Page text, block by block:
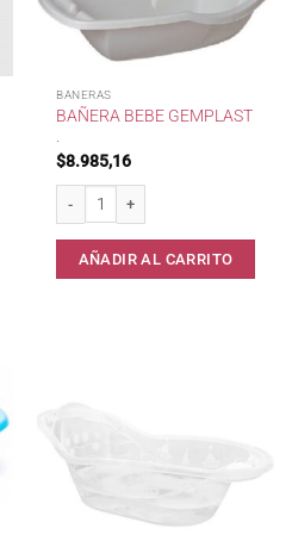
/ cantidad
BANERAS
BAÑERA BEBE GEMPLAST
$8.985,16
Bañera Bebe Gemplast . cantidad
AÑADIR AL CARRITO